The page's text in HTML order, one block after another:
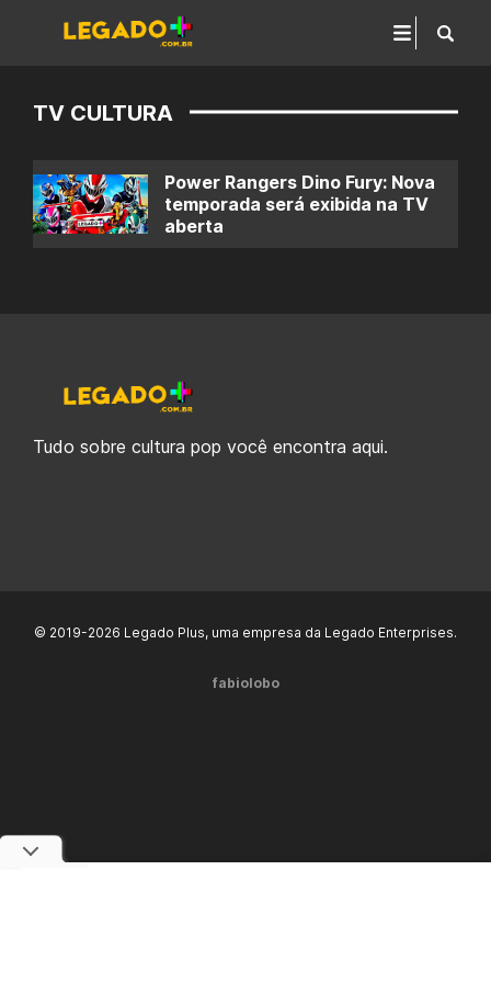
TV CULTURA
Power Rangers Dino Fury: Nova
temporada será exibida na TV
aberta
Tudo sobre cultura pop você encontra aqui.
© 2019-2026 Legado Plus, uma empresa da Legado Enterprises.
fabiolobo